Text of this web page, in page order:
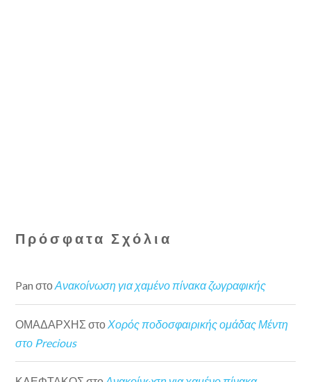
Πρόσφατα Σχόλια
Pan στοΑνακοίνωση για χαμένο πίνακα ζωγραφικής
ΟΜΑΔΑΡΧΗΣ στο Χορός ποδοσφαιρικής ομάδας Μέντη
στο Precious